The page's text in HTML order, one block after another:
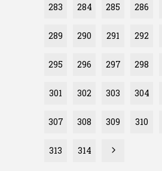
283 284 285 286
289 290 291 292
295 296 297 298
301 302 303 304
307 308 309 310
313 314